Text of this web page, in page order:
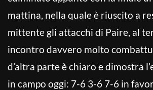
mattina, nella quale è riuscito a
mittente gli attacchi di Paire, al
incontro davvero molto
d’altra parte è chiaro e dimostra
in campo oggi: 7-6 3-6 7-6 in